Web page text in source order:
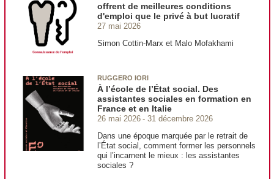
offrent de meilleures conditions
d'emploi que le privé à but lucratif
27 mai 2026
Simon Cottin-Marx et Malo Mofakhami
RUGGERO IORI
À l’école de l’État social. Des
assistantes sociales en formation en
France et en Italie
26 mai 2026
31 décembre 2026
Dans une époque marquée par le retrait de
l’État social, comment former les personnels
qui l’incarnent le mieux : les assistantes
sociales ?